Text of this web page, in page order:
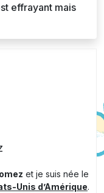
effrayant mais
et je suis née le
Unis d’Amérique.